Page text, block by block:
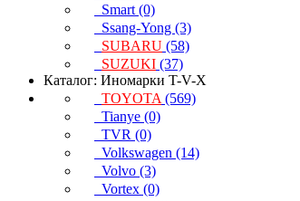
Smart (0)
Ssang-Yong (3)
SUBARU (58)
SUZUKI (37)
Каталог: Иномарки T-V-X
TOYOTA (569)
Tianye (0)
TVR (0)
Volkswagen (14)
Volvo (3)
Vortex (0)